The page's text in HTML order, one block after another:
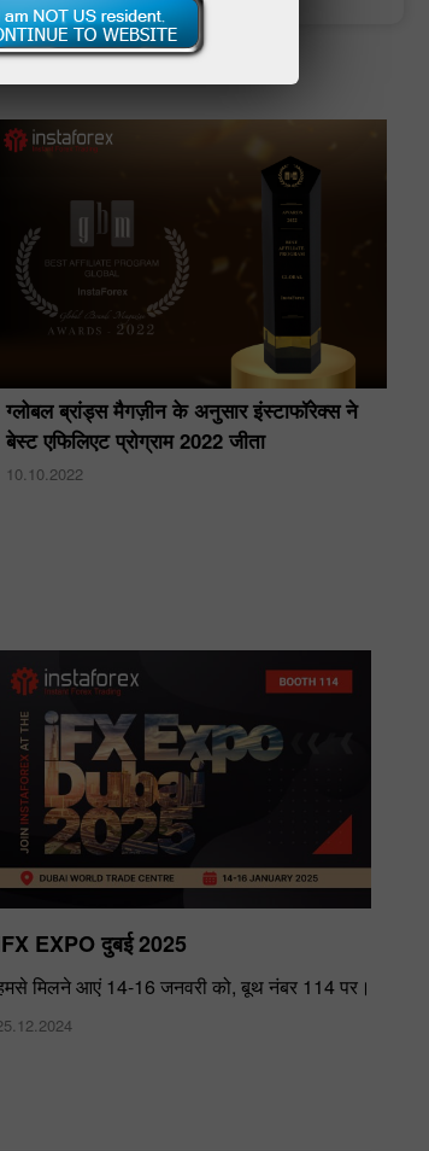
ग्लोबल ब्रांड्स मैगज़ीन के अनुसार इंस्टाफॉरेक्स ने
बेस्ट एफिलिएट प्रोग्राम 2022 जीता
10.10.2022
EXPO दुबई 2025
मिलने आएं 14-16 जनवरी को, बूथ नंबर 114 पर।
डिपाजिट
इंस्टा फोरेक्स क्लब बोनस